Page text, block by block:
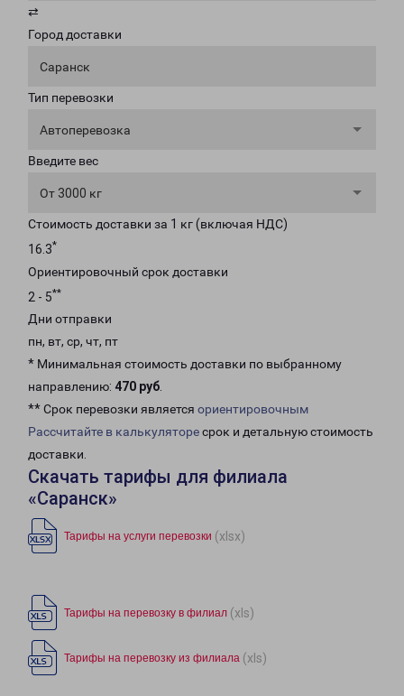
⇄
Город доставки
Саранск
Тип перевозки
Автоперевозка
Введите вес
От 3000 кг
Стоимость доставки за 1 кг (включая НДС)
16.3*
Ориентировочный срок доставки
2 - 5**
Дни отправки
пн, вт, ср, чт, пт
* Минимальная стоимость доставки по выбранному
направлению: 470 руб.
** Срок перевозки является ориентировочным
Рассчитайте в калькуляторесрок и детальную стоимость
доставки.
Скачать тарифы для филиала
«Саранск»
Тарифы на услуги перевозки (xlsx)
Тарифы на перевозку в филиал (xls)
Тарифы на перевозку из филиала (xls)